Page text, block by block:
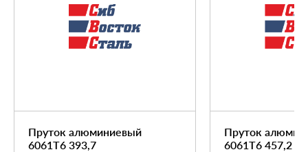
Пруток алюминиевый
6061Т6 393,7
Пруток
6061Т6 457,2